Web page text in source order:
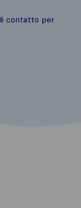
contatto per